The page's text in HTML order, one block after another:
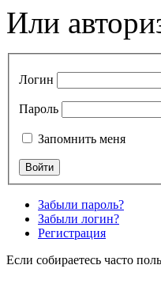
Или
Логин
Пароль
Запомнить меня
Забыли пароль?
Забыли логин?
Регистрация
Если собираетесь часто